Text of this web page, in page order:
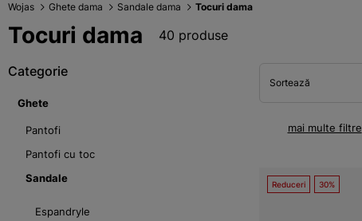
Wojas Ghete dama Sandale dama Tocuri dama
Tocuri dama 40 produse
Categorie
Ghete
Pantofi
Pantofi cu toc
Sandale
Espandryle
Sortează
mai multe filtre
Reduceri 30%